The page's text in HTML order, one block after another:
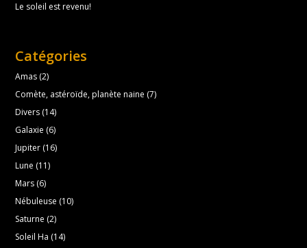
Le soleil est revenu!
Catégories
Amas (2)
Comète, astéroïde, planète naine (7)
Divers (14)
Galaxie (6)
Jupiter (16)
Lune (11)
Mars (6)
Nébuleuse (10)
Saturne (2)
Soleil Ha (14)